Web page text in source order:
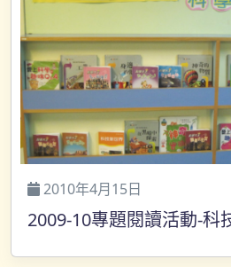
2010年4月15日
2009-10專題閱讀活動-科